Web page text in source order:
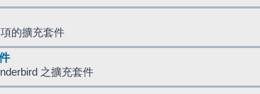
的擴充套件
之擴充套件